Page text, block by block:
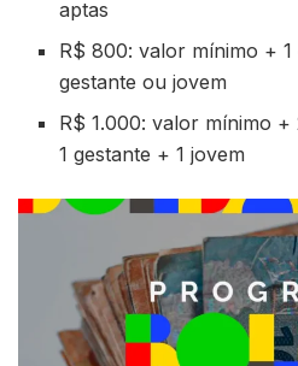
aptas
R$ 800: valor mínimo +
gestante ou jovem
R$ 1.000: valor mínimo
1 gestante + 1 jovem